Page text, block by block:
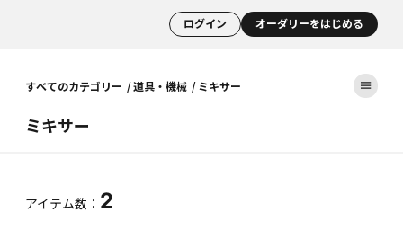
ログイン オーダリーをはじめる
すべてのカテゴリー 道具・機械 ミキサー
ミキサー
アイテム数： 2